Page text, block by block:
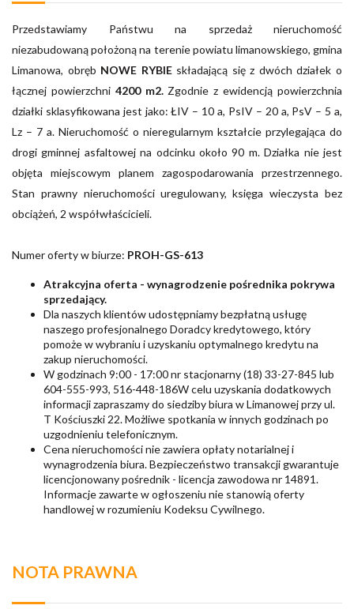
Przedstawiamy Państwu na sprzedaż nieruchomość
niezabudowaną położoną na terenie powiatu limanowskiego, gmina
Limanowa, obręb NOWE RYBIE składającą się z dwóch działek o
łącznej powierzchni 4200 m2.Zgodnie z ewidencją powierzchnia
działki sklasyfikowana jest jako: ŁIV – 10 a, PsIV – 20 a, PsV – 5 a,
Lz – 7 a. Nieruchomość o nieregularnym kształcie przylegająca do
drogi gminnej asfaltowej na odcinku około 90 m. Działka nie jest
objęta miejscowym planem zagospodarowania przestrzennego.
Stan prawny nieruchomości uregulowany, księga wieczysta bez
obciążeń, 2 współwłaścicieli.
Numer oferty w biurze: PROH-GS-613
Atrakcyjna oferta - wynagrodzenie pośrednika pokrywa
sprzedający.
Dla naszych klientów udostępniamy bezpłatną usługę
naszego profesjonalnego Doradcy kredytowego, który
pomoże w wybraniu i uzyskaniu optymalnego kredytu na
zakup nieruchomości.
W godzinach 9:00 - 17:00 nr stacjonarny (18) 33-27-845 lub
604-555-993, 516-448-186W celu uzyskania dodatkowych
informacji zapraszamy do siedziby biura w Limanowej przy ul.
T Kościuszki 22. Możliwe spotkania w innych godzinach po
uzgodnieniu telefonicznym.
Cena nieruchomości nie zawiera opłaty notarialnej i
wynagrodzenia biura. Bezpieczeństwo transakcji gwarantuje
licencjonowany pośrednik - licencja zawodowa nr 14891.
Informacje zawarte w ogłoszeniu nie stanowią oferty
handlowej w rozumieniu Kodeksu Cywilnego.
NOTA PRAWNA